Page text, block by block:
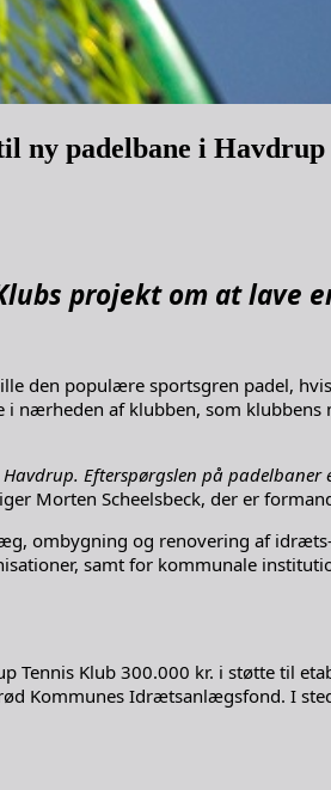
ny padelbane i Havdrup
projekt om at lave
den populære sportsgren padel,
af klubben, som
Efterspørgslen på
Morten Scheelsbeck, der er
ombygning og renovering af
samt for kommunale
Klub 300.000 kr. i støtte til
Kommunes Idrætsanlægsfond. I